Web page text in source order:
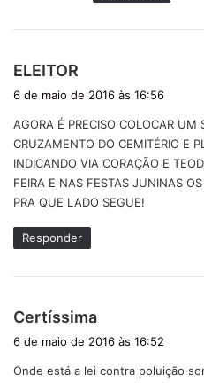
ELEITOR
s
e
6 de maio de 2016 às 16:56
AGORA É PRECISO COLOCAR UM
CRUZAMENTO DO CEMITÉRIO E
INDICANDO VIA CORAÇÃO E
FEIRA E NAS FESTAS JUNINAS
PRA QUE LADO SEGUE!
Responder
Certíssima
i
s
6 de maio de 2016 às 16:52
Onde está a lei contra poluição